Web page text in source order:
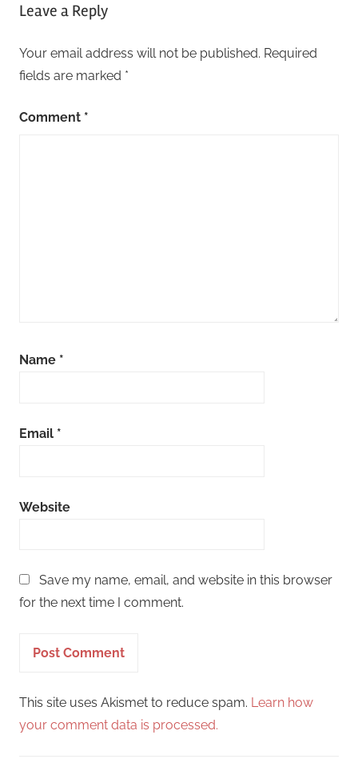
Leave a Reply
Your email address will not be published. Required
fields are marked *
Comment *
Name *
Email *
Website
Save my name, email, and website in this browser
for the next time I comment.
This site uses Akismet to reduce spam. Learn how
your comment data is processed.